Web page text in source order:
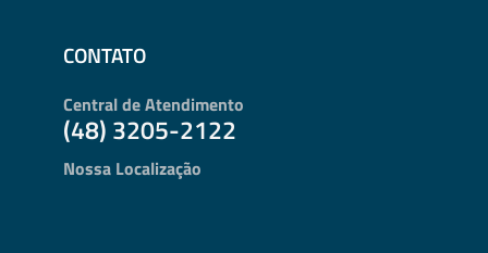
CONTATO
Central de Atendimento
(48) 3205-2122
Nossa Localização